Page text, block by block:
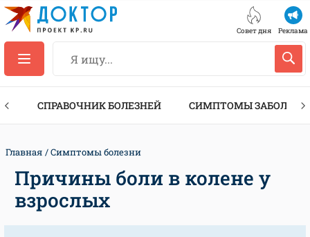
Совет дня Реклама
СПРАВОЧНИК БОЛЕЗНЕЙ СИМПТОМЫ
Главная Симптомы болезни
Причины боли в колене у
взрослых